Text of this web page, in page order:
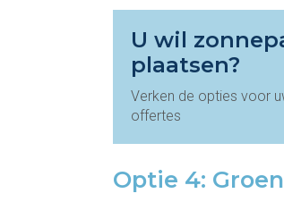
U wil
plaatsen?
Verken de opties voor
offertes
Optie 4: